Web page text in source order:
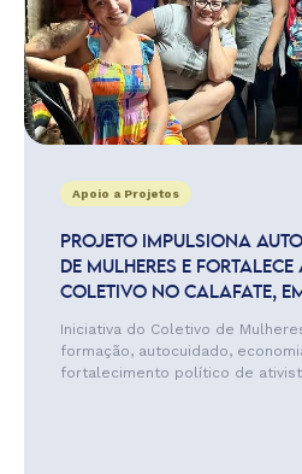
Apoio a Projetos
PROJETO IMPULSIONA
DE MULHERES E
COLETIVO NO CALAFATE,
Iniciativa do Coletivo de
formação, autocuidado,
fortalecimento político de